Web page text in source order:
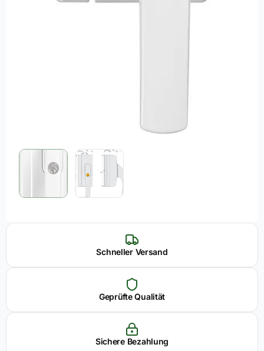
Schneller Versand
Geprüfte Qualität
Sichere Bezahlung